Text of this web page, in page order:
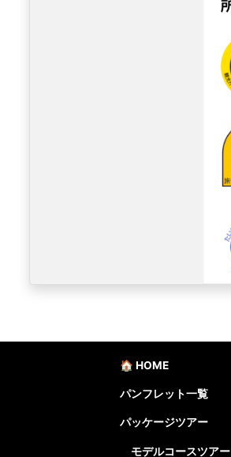
🏠 HOME
パンフレット一覧
パッケージツアー
モデルコースツアー